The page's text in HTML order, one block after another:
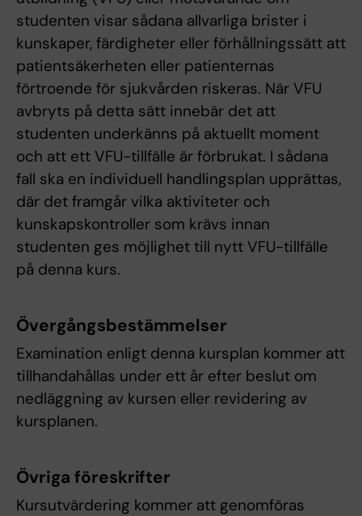
studenten visar sådana allvarliga brister i
kunskaper, färdigheter eller förhållningssätt att
patientsäkerheten eller patienternas
förtroende för sjukvården riskeras. När VFU
avbryts på detta sätt innebär det att
studenten underkänns på aktuellt moment
och att ett VFU-tillfälle är förbrukat. I sådana
fall ska en individuell handlingsplan upprättas,
där det framgår vilka aktiviteter och
kunskapskontroller som krävs innan
studenten ges möjlighet till nytt VFU-tillfälle
på denna kurs.
Övergångsbestämmelser
Examination enligt denna kursplan kommer att
tillhandahållas under ett år efter beslut om
nedläggning av kursen eller revidering av
kursplanen.
Övriga föreskrifter
Kursutvärdering kommer att genomföras